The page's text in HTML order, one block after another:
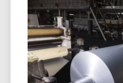
Gulungan
PE
Gulungan aluminium foil
tinggi menawarkan
sangat baik, ketahanan
kinerja yang andal untuk